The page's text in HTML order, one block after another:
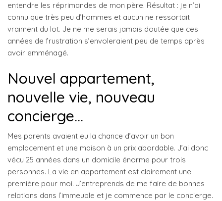
entendre les réprimandes de mon père. Résultat : je n’ai
connu que très peu d’hommes et aucun ne ressortait
vraiment du lot. Je ne me serais jamais doutée que ces
années de frustration s’envoleraient peu de temps après
avoir emménagé.
Nouvel appartement,
nouvelle vie, nouveau
concierge…
Mes parents avaient eu la chance d’avoir un bon
emplacement et une maison à un prix abordable. J’ai donc
vécu 25 années dans un domicile énorme pour trois
personnes. La vie en appartement est clairement une
première pour moi. J’entreprends de me faire de bonnes
relations dans l’immeuble et je commence par le concierge.